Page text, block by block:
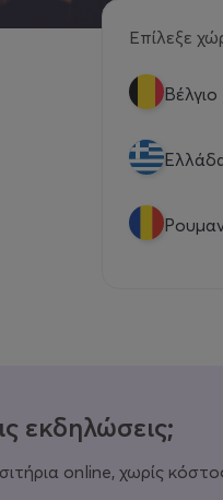
Επίλεξε
Βέλγιο
εκδηλώσεις;
online, χωρίς